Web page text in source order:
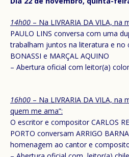
14h00 – Na LIVRARIA DA VILA, na
PAULO LINS conversa com uma
trabalham juntos na literatura e no
BONASSI e MARÇAL AQUINO
– Abertura oficial com leitor(a)
16h00 – Na LIVRARIA DA VILA, na
quem me ama”:
O escritor e compositor CARLOS
PORTO conversam ARRIGO
homenagem ao cantor e